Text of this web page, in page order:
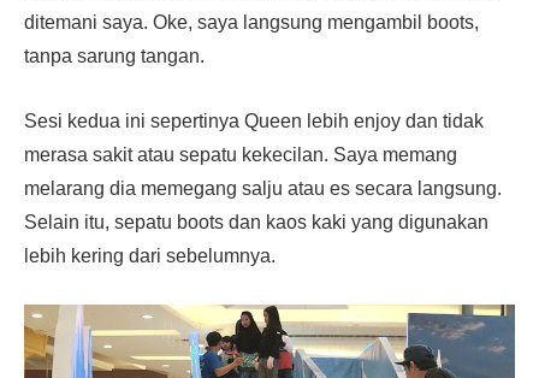
ditemani saya. Oke, saya langsung mengambil boots,
tanpa sarung tangan.
Sesi kedua ini sepertinya Queen lebih enjoy dan tidak
merasa sakit atau sepatu kekecilan. Saya memang
melarang dia memegang salju atau es secara langsung.
Selain itu, sepatu boots dan kaos kaki yang digunakan
lebih kering dari sebelumnya.